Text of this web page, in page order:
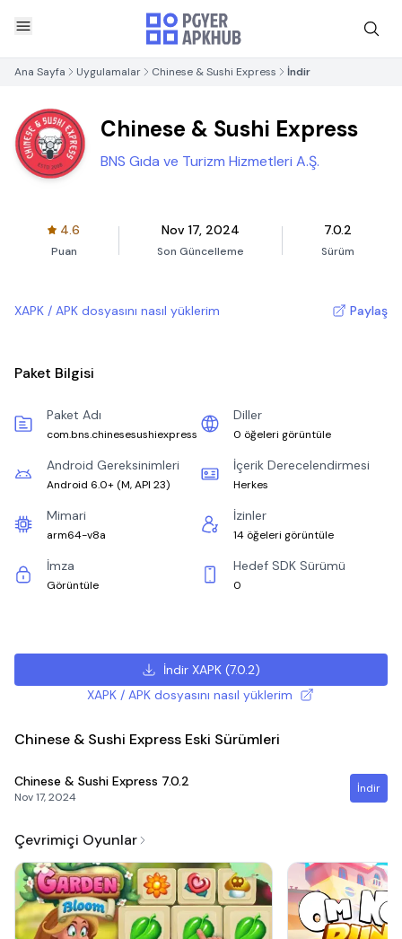
Ana Sayfa Uygulamalar Chinese & Sushi Express İndir
Chinese & Sushi Express
BNS Gıda ve Turizm Hizmetleri A.Ş.
4.6
Puan
Nov 17, 2024
Son Güncelleme
7.0.2
Sürüm
XAPK / APK dosyasını nasıl yüklerim Paylaş
Paket Bilgisi
Paket Adı
com.bns.chinesesushiexpress
Diller
0 öğeleri görüntüle
Android Gereksinimleri
Android 6.0+ (M, API 23)
İçerik Derecelendirmesi
Herkes
Mimari
arm64-v8a
İzinler
14 öğeleri görüntüle
İmza
Görüntüle
Hedef SDK Sürümü
0
İndir XAPK(7.0.2)
XAPK / APK dosyasını nasıl yüklerim
Chinese & Sushi Express Eski Sürümleri
Chinese & Sushi Express 7.0.2
Nov 17, 2024
İndir
Çevrimiçi Oyunlar